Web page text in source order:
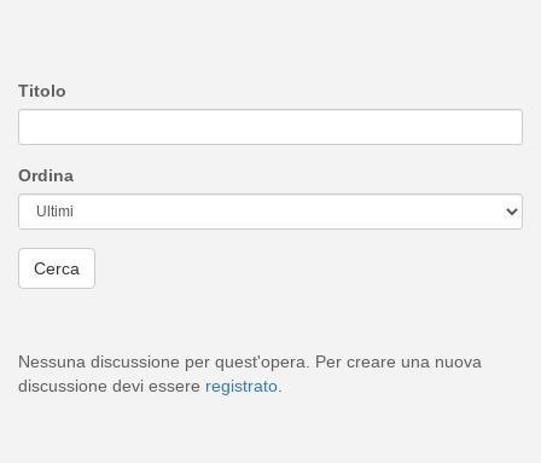
Titolo
Ordina
Nessuna discussione per quest'opera. Per creare una nuova
discussione devi essere registrato